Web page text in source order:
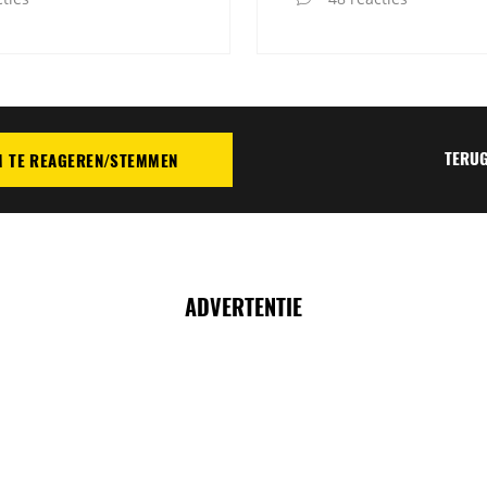
REAGEREN/STEMMEN
ADVERTENTIE